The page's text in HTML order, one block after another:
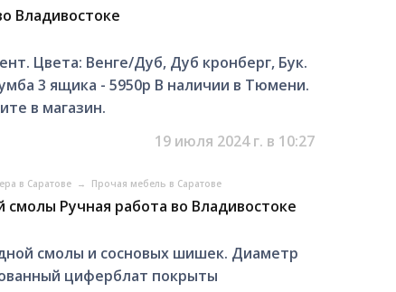
Владивостоке
Цвета: Венге/Дуб, Дуб кронберг, Бук.
3 ящика - 5950р В наличии в Тюмени.
в магазин.
19 июля 2024 г. в 10:27
в Саратове → Прочая мебель в Саратове
Ручная работа во Владивостоке
смолы и сосновых шишек. Диаметр
циферблат покрыты